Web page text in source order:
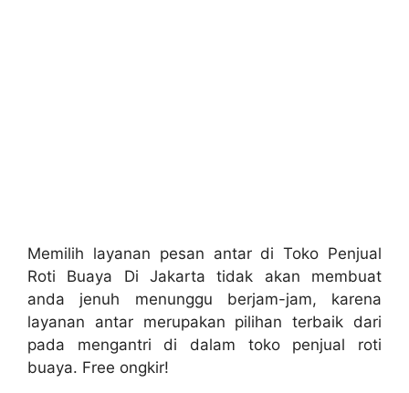
Memilih layanan pesan antar di Toko Penjual
Roti Buaya Di Jakarta tidak akan membuat
anda jenuh menunggu berjam-jam, karena
layanan antar merupakan pilihan terbaik dari
pada mengantri di dalam toko penjual roti
buaya. Free ongkir!